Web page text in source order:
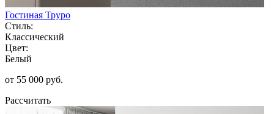
Гостиная Труро
Стиль:
Классический
Цвет:
Белый
от 55 000 руб.
Рассчитать